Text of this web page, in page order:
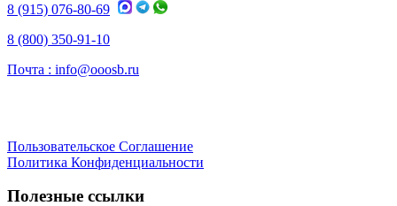
8 (915) 076-80-69
8 (800) 350-91-10
Почта : info@ooosb.ru
Пользовательское Соглашение
Политика Конфиденциальности
Полезные ссылки